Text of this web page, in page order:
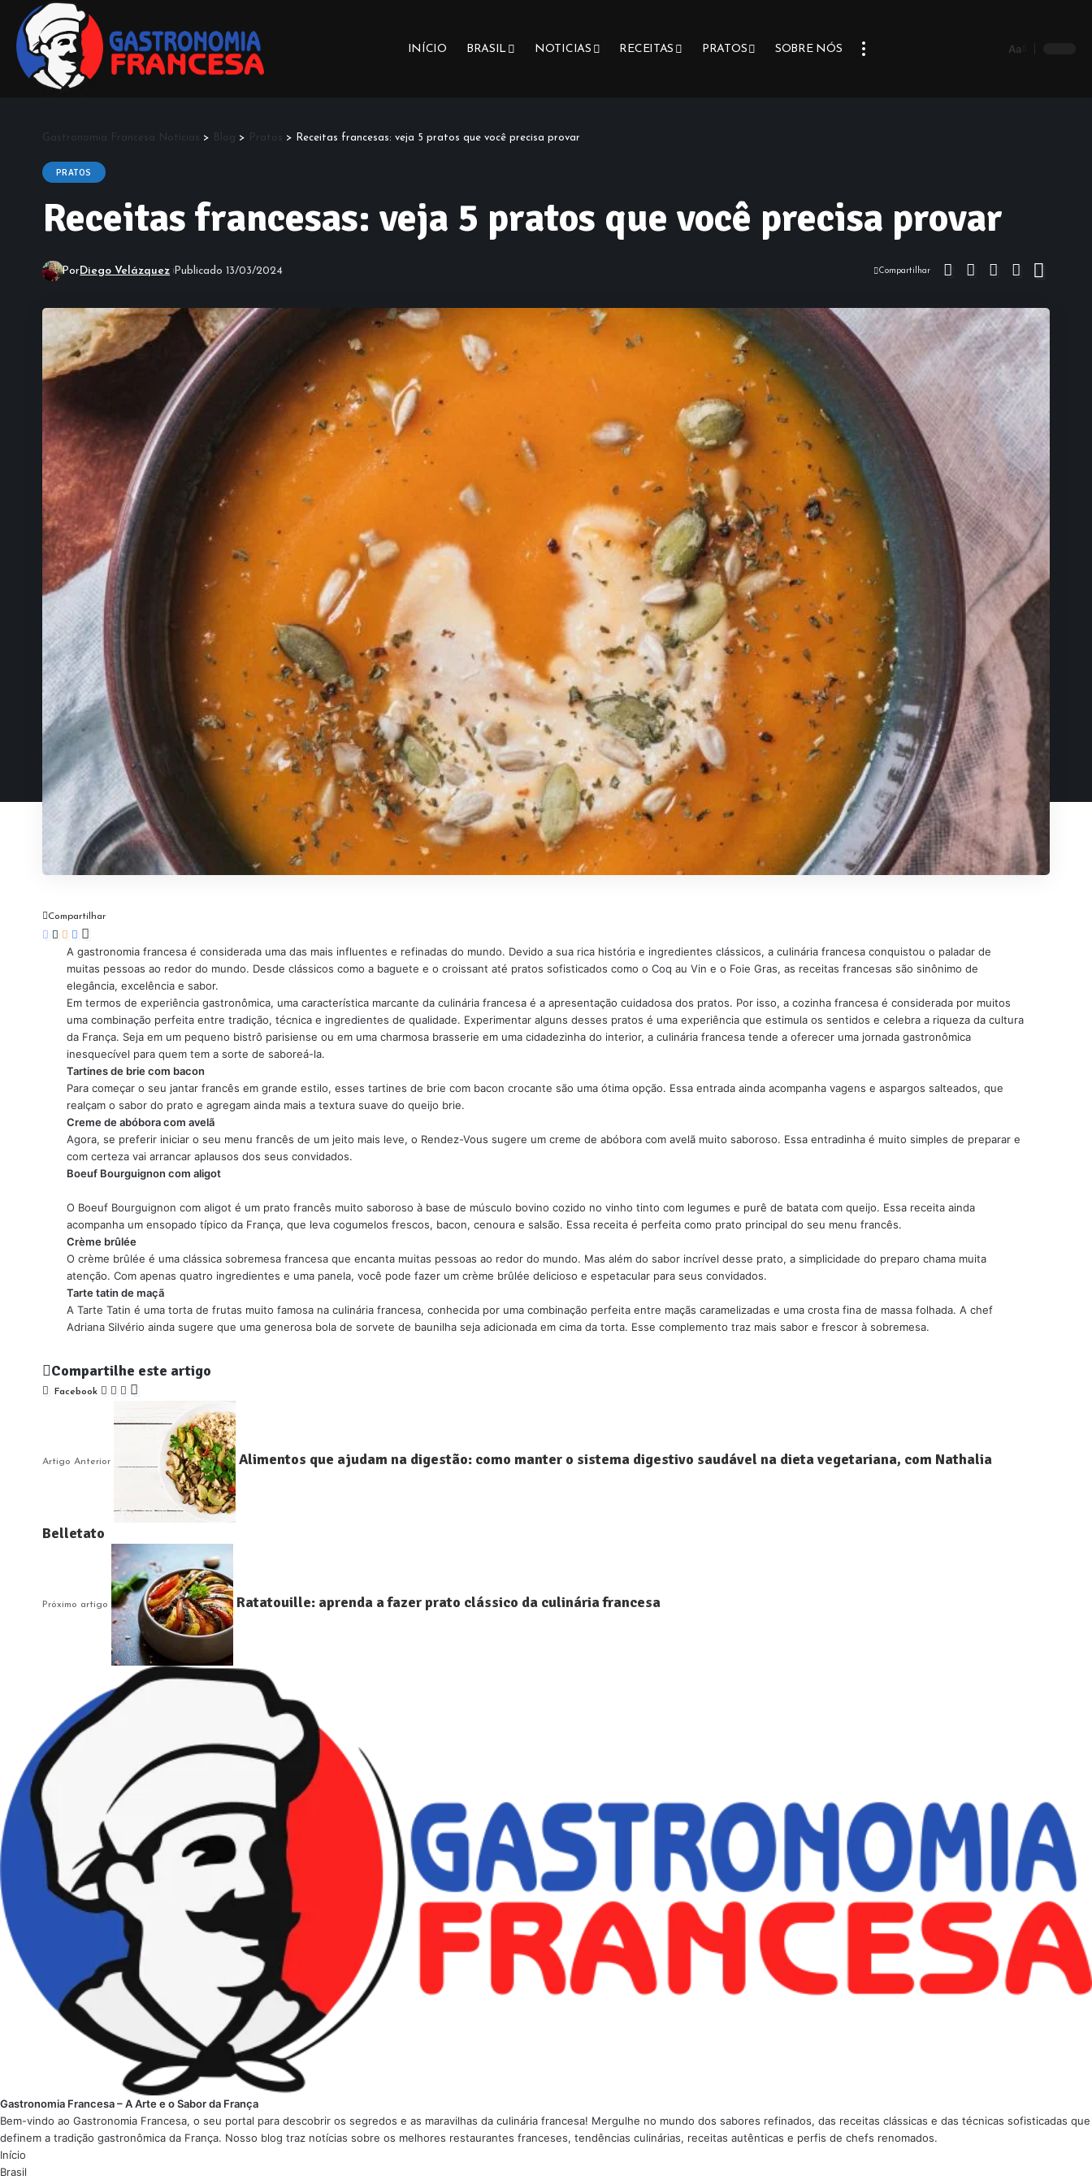
INÍCIO BRASIL NOTICIAS RECEITAS PRATOS SOBRE NÓS Aa
Gastronomia Francesa Notícias > Blog > Pratos > Receitas francesas: veja 5 pratos que você precisa provar
PRATOS
Receitas francesas: veja 5 pratos que você precisa provar
PorDiego Velázquez Publicado 13/03/2024 Compartilhar
Compartilhar
A gastronomia francesa é considerada uma das mais influentes e refinadas do mundo. Devido a sua rica história e ingredientes clássicos, a culinária francesa conquistou o paladar de
muitas pessoas ao redor do mundo. Desde clássicos como a baguete e o croissant até pratos sofisticados como o Coq au Vin e o Foie Gras, as receitas francesas são sinônimo de
elegância, excelência e sabor.
Em termos de experiência gastronômica, uma característica marcante da culinária francesa é a apresentação cuidadosa dos pratos. Por isso, a cozinha francesa é considerada por muitos
uma combinação perfeita entre tradição, técnica e ingredientes de qualidade. Experimentar alguns desses pratos é uma experiência que estimula os sentidos e celebra a riqueza da cultura
da França. Seja em um pequeno bistrô parisiense ou em uma charmosa brasserie em uma cidadezinha do interior, a culinária francesa tende a oferecer uma jornada gastronômica
inesquecível para quem tem a sorte de saboreá-la.
Tartines de brie com bacon
Para começar o seu jantar francês em grande estilo, esses tartines de brie com bacon crocante são uma ótima opção. Essa entrada ainda acompanha vagens e aspargos salteados, que
realçam o sabor do prato e agregam ainda mais a textura suave do queijo brie.
Creme de abóbora com avelã
Agora, se preferir iniciar o seu menu francês de um jeito mais leve, o Rendez-Vous sugere um creme de abóbora com avelã muito saboroso. Essa entradinha é muito simples de preparar e
com certeza vai arrancar aplausos dos seus convidados.
Boeuf Bourguignon com aligot
O Boeuf Bourguignon com aligot é um prato francês muito saboroso à base de músculo bovino cozido no vinho tinto com legumes e purê de batata com queijo. Essa receita ainda
acompanha um ensopado típico da França, que leva cogumelos frescos, bacon, cenoura e salsão. Essa receita é perfeita como prato principal do seu menu francês.
Crème brûlée
O crème brûlée é uma clássica sobremesa francesa que encanta muitas pessoas ao redor do mundo. Mas além do sabor incrível desse prato, a simplicidade do preparo chama muita
atenção. Com apenas quatro ingredientes e uma panela, você pode fazer um crème brûlée delicioso e espetacular para seus convidados.
Tarte tatin de maçã
A Tarte Tatin é uma torta de frutas muito famosa na culinária francesa, conhecida por uma combinação perfeita entre maçãs caramelizadas e uma crosta fina de massa folhada. A chef
Adriana Silvério ainda sugere que uma generosa bola de sorvete de baunilha seja adicionada em cima da torta. Esse complemento traz mais sabor e frescor à sobremesa.
Compartilhe este artigo
Facebook
Artigo Anterior Alimentos que ajudam na digestão: como manter o sistema digestivo saudável na dieta vegetariana, com Nathalia
Belletato
Próximo artigo Ratatouille: aprenda a fazer prato clássico da culinária francesa
Gastronomia Francesa – A Arte e o Sabor da França
Bem-vindo ao Gastronomia Francesa, o seu portal para descobrir os segredos e as maravilhas da culinária francesa! Mergulhe no mundo dos sabores refinados, das receitas clássicas e das técnicas sofisticadas que
definem a tradição gastronômica da França. Nosso blog traz notícias sobre os melhores restaurantes franceses, tendências culinárias, receitas autênticas e perfis de chefs renomados.
Início
Brasil